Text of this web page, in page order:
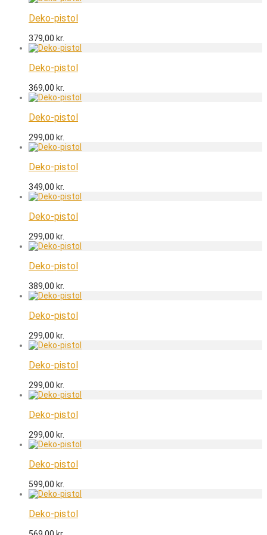
Deko-pistol
379,00 kr.
Deko-pistol
369,00 kr.
Deko-pistol
299,00 kr.
Deko-pistol
349,00 kr.
Deko-pistol
299,00 kr.
Deko-pistol
389,00 kr.
Deko-pistol
299,00 kr.
Deko-pistol
299,00 kr.
Deko-pistol
299,00 kr.
Deko-pistol
599,00 kr.
Deko-pistol